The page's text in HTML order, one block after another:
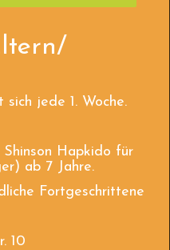
sich jede 1. Woche.
Hapkido für
ab 7 Jahre.
Fortgeschrittene
10